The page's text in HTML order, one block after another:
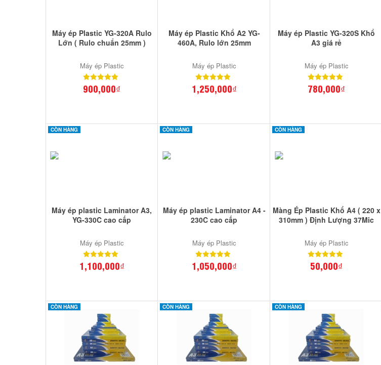
Máy ép Plastic YG-320A Rulo
Lớn ( Rulo chuẩn 25mm )
Máy ép Plastic
900,000₫
Máy ép Plastic Khổ A2 YG-
460A, Rulo lớn 25mm
Máy ép Plastic
1,250,000₫
Máy ép Plastic YG-320S Khổ
A3 giá rẻ
Máy ép Plastic
780,000₫
CÒN HÀNG
Máy ép plastic Laminator A3,
YG-330C cao cấp
Máy ép Plastic
1,100,000₫
CÒN HÀNG
Máy ép plastic Laminator A4 -
230C cao cấp
Máy ép Plastic
1,050,000₫
CÒN HÀNG
Màng Ép Plastic Khổ A4 ( 220 x
310mm ) Định Lượng 37Mic
Máy ép Plastic
50,000₫
CÒN HÀNG CÒN HÀNG CÒN HÀNG